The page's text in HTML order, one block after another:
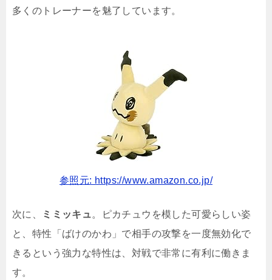
多くのトレーナーを魅了しています。
参照元: https://www.amazon.co.jp/
次に、 ミミッキュ。ピカチュウを模した可愛らしい姿
と、特性「ばけのかわ」で相手の攻撃を一度無効化で
きるという強力な特性は、対戦で非常に有利に働きま
す。